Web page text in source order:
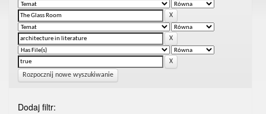
Rozpocznij nowe wyszukiwanie
Dodaj filtr: